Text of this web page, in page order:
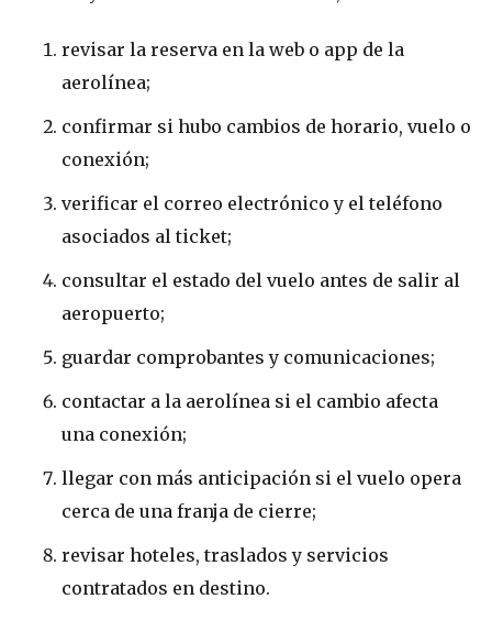
revisar la reserva en la web o app de la
aerolínea;
confirmar si hubo cambios de horario, vuelo o
conexión;
verificar el correo electrónico y el teléfono
asociados al ticket;
consultar el estado del vuelo antes de salir al
aeropuerto;
guardar comprobantes y comunicaciones;
contactar a la aerolínea si el cambio afecta
una conexión;
llegar con más anticipación si el vuelo opera
cerca de una franja de cierre;
revisar hoteles, traslados y servicios
contratados en destino.